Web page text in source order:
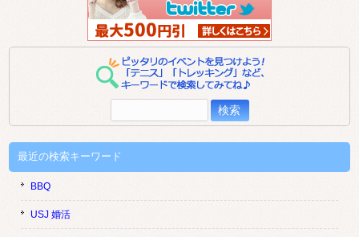
索:
最近の検索キーワード
BBQ
USJ 婚活